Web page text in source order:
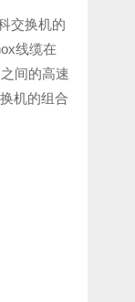
交换机的
线缆在
间的高速
机的组合